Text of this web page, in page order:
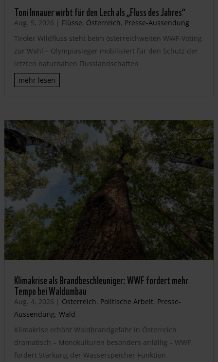
Toni Innauer wirbt für den Lech als „Fluss des Jahres“
Aug. 5, 2026 | Flüsse, Österreich, Presse-Aussendung
Tiroler Wildfluss steht beim österreichweiten WWF-Voting
zur Wahl – Olympiasieger mobilisiert für den Schutz der
letzten naturnahen Flusslandschaften
mehr lesen
Klimakrise als Brandbeschleuniger: WWF fordert mehr
Tempo bei Waldumbau
Aug. 4, 2026 | Österreich, Politische Arbeit, Presse-
Aussendung, Wald
Klimakrise erhöht Waldbrandgefahr in Österreich
dramatisch – Monokulturen besonders anfällig – WWF
fordert Stärkung der Wasserspeicher-Funktion